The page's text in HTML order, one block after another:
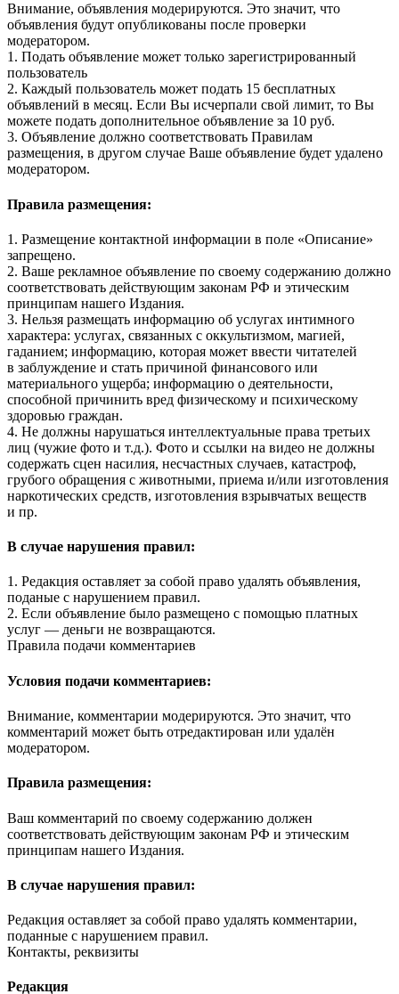
Внимание, объявления модерируются. Это значит, что
объявления будут опубликованы после проверки
модератором.
1. Подать объявление может только зарегистрированный
пользователь
2. Каждый пользователь может подать 15 бесплатных
объявлений в месяц. Если Вы исчерпали свой лимит, то Вы
можете подать дополнительное объявление за 10 руб.
3. Объявление должно соответствовать Правилам
размещения, в другом случае Ваше объявление будет удалено
модератором.
Правила размещения:
1. Размещение контактной информации в поле «Описание»
запрещено.
2. Ваше рекламное объявление по своему содержанию должно
соответствовать действующим законам РФ и этическим
принципам нашего Издания.
3. Нельзя размещать информацию об услугах интимного
характера: услугах, связанных с оккультизмом, магией,
гаданием; информацию, которая может ввести читателей
в заблуждение и стать причиной финансового или
материального ущерба; информацию о деятельности,
способной причинить вред физическому и психическому
здоровью граждан.
4. Не должны нарушаться интеллектуальные права третьих
лиц (чужие фото и т.д.). Фото и ссылки на видео не должны
содержать сцен насилия, несчастных случаев, катастроф,
грубого обращения с животными, приема и/или изготовления
наркотических средств, изготовления взрывчатых веществ
и пр.
В случае нарушения правил:
1. Редакция оставляет за собой право удалять объявления,
поданые с нарушением правил.
2. Если объявление было размещено с помощью платных
услуг — деньги не возвращаются.
Правила подачи комментариев
Условия подачи комментариев:
Внимание, комментарии модерируются. Это значит, что
комментарий может быть отредактирован или удалён
модератором.
Правила размещения:
Ваш комментарий по своему содержанию должен
соответствовать действующим законам РФ и этическим
принципам нашего Издания.
В случае нарушения правил:
Редакция оставляет за собой право удалять комментарии,
поданные с нарушением правил.
Контакты, реквизиты
Редакция